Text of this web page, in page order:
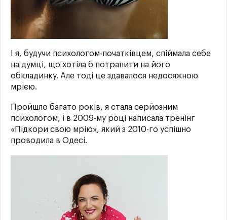
І я, будучи психологом-початківцем, спіймала себе
на думці, що хотіла б потрапити на його
обкладинку. Але тоді це здавалося недосяжною
мрією.
Пройшло багато років, я стала серйозним
психологом, і в 2009-му році написала тренінг
«Підкори свою мрію», який з 2010-го успішно
проводила в Одесі.